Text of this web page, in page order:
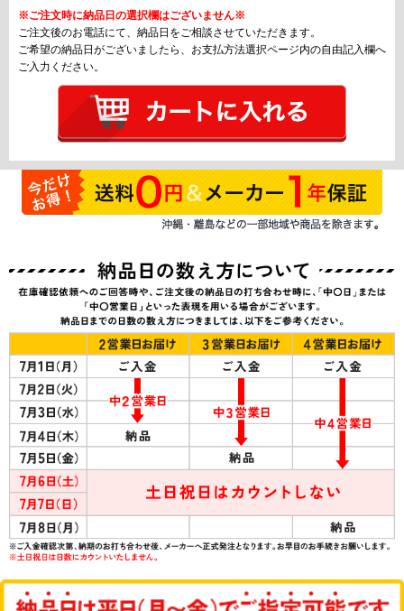
※ご注文時に納品日の選択欄はございません※
ご注文後のお電話にて、納品日をご相談させていただきます。
ご希望の納品日がございましたら、お支払方法選択ページ内の自由記入欄へ
ご入力ください。